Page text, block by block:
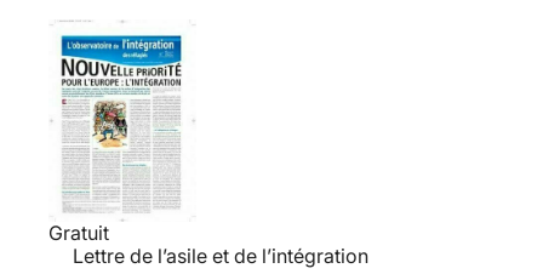
Gratuit
Lettre de l’asile et de l’intégration